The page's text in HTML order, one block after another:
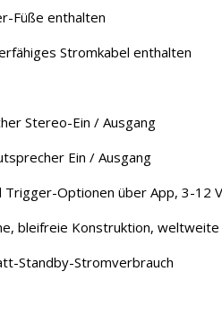
Füße enthalten
Stromkabel enthalten
Stereo-Ein / Ausgang
Ein / Ausgang
Trigger-Optionen über App, 3-12
bleifreie Konstruktion,
Standby-Stromverbrauch